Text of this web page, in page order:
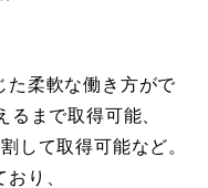
た柔軟な働き方がで
まで取得可能、
して取得可能など。
り、